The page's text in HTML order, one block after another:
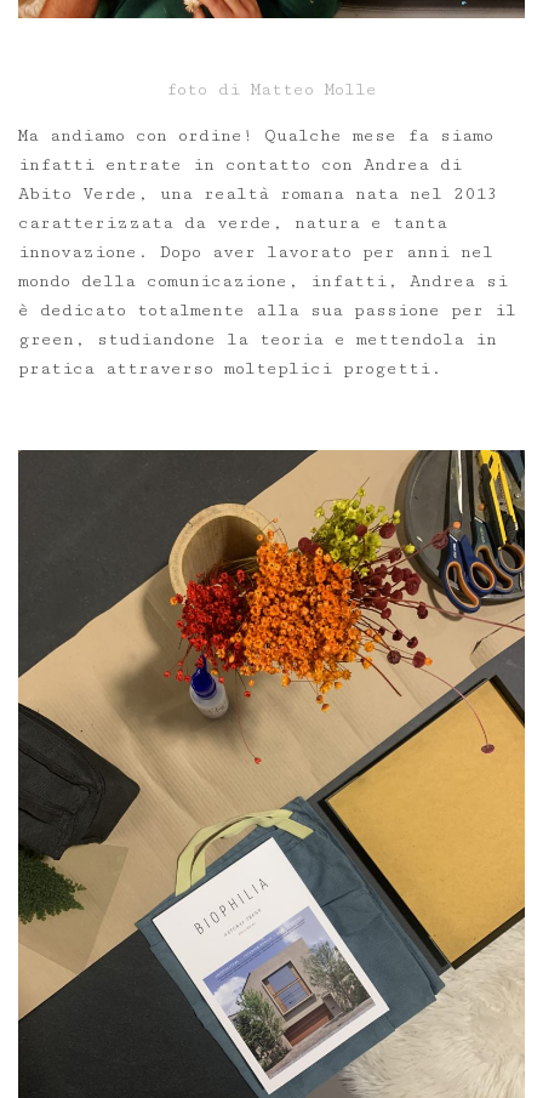
foto di Matteo Molle
Ma andiamo con ordine! Qualche mese fa siamo
infatti entrate in contatto con Andrea di
Abito Verde, una realtà romana nata nel 2013
caratterizzata da verde, natura e tanta
innovazione. Dopo aver lavorato per anni nel
mondo della comunicazione, infatti, Andrea si
è dedicato totalmente alla sua passione per il
green, studiandone la teoria e mettendola in
pratica attraverso molteplici progetti.